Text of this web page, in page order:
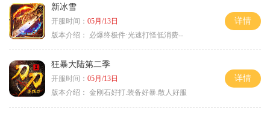
新冰雪
开服时间： 05月/13日
版本介绍：
必爆终极件·光速打怪低消费--
详情
狂暴大陆第二季
开服时间： 05月/13日
版本介绍： 金刚石好打.装备好暴.散人好服
详情